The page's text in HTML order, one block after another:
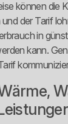
können die
der Tarif
in
kann.